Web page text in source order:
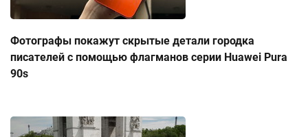
Фотографы покажут скрытые детали городка
писателей с помощью флагманов серии Huawei Pura
90s